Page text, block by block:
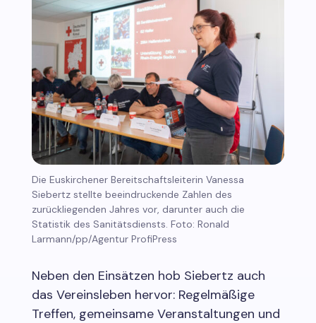
Die Euskirchener Bereitschaftsleiterin Vanessa
Siebertz stellte beeindruckende Zahlen des
zurückliegenden Jahres vor, darunter auch die
Statistik des Sanitätsdiensts. Foto: Ronald
Larmann/pp/Agentur ProfiPress
Neben den Einsätzen hob Siebertz auch
das Vereinsleben hervor: Regelmäßige
Treffen, gemeinsame Veranstaltungen und